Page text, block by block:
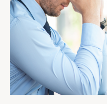
Actualités